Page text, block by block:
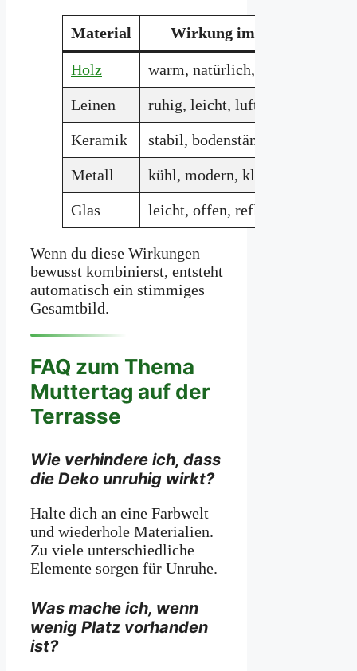
Material Wirkung im Raum
Holz warm, natürlich, einladend
Leinen
ruhig, leicht, luftig
Keramik
stabil, bodenständig
Metall
kühl, modern, klar
Glas
leicht, offen, reflektierend
Wenn du diese Wirkungen
bewusst kombinierst, entsteht
automatisch ein stimmiges
Gesamtbild.
FAQ zum Thema
Muttertag auf der
Terrasse
Wie verhindere ich, dass
die Deko unruhig wirkt?
Halte dich an eine Farbwelt
und wiederhole Materialien.
Zu viele unterschiedliche
Elemente sorgen für Unruhe.
Was mache ich, wenn
wenig Platz vorhanden
ist?